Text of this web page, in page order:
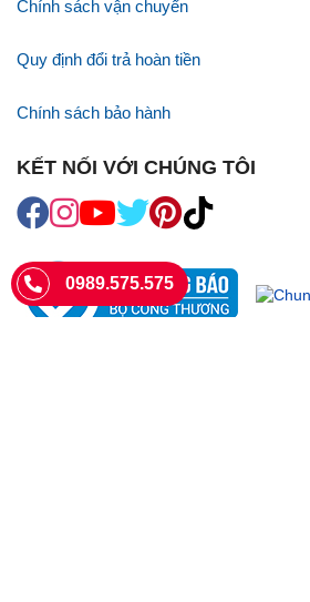
Chính sách vận chuyển
Quy định đổi trả hoàn tiền
Chính sách bảo hành
KẾT NỐI VỚI CHÚNG TÔI
0989.575.575